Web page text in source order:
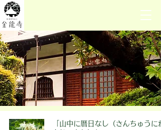
「山中に暦日なし（さんちゅうにれ